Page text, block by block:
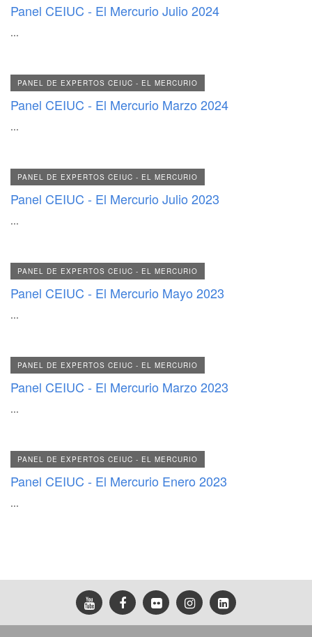
Panel CEIUC - El Mercurio Julio 2024
...
PANEL DE EXPERTOS CEIUC - EL MERCURIO
Panel CEIUC - El Mercurio Marzo 2024
...
PANEL DE EXPERTOS CEIUC - EL MERCURIO
Panel CEIUC - El Mercurio Julio 2023
...
PANEL DE EXPERTOS CEIUC - EL MERCURIO
Panel CEIUC - El Mercurio Mayo 2023
...
PANEL DE EXPERTOS CEIUC - EL MERCURIO
Panel CEIUC - El Mercurio Marzo 2023
...
PANEL DE EXPERTOS CEIUC - EL MERCURIO
Panel CEIUC - El Mercurio Enero 2023
...